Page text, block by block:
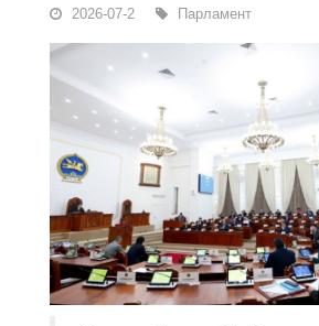
2026-07-2 Парламент